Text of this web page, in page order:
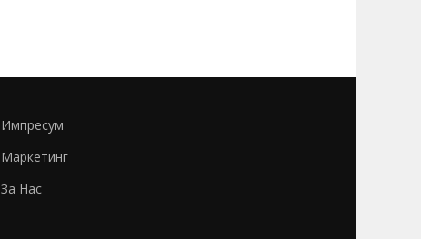
Импресум
Маркетинг
За Нас